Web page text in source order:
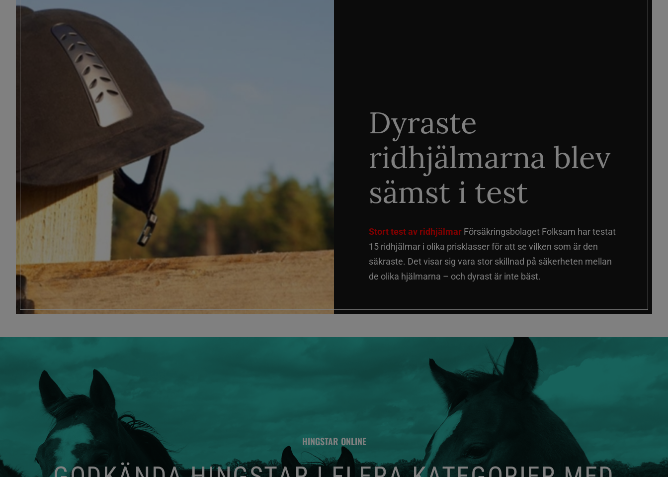
Dyraste
ridhjälmarna blev
sämst i test
Stort test av ridhjälmar Försäkringsbolaget Folksam har testat
15 ridhjälmar i olika prisklasser för att se vilken som är den
säkraste. Det visar sig vara stor skillnad på säkerheten mellan
de olika hjälmarna – och dyrast är inte bäst.
HINGSTAR ONLINE